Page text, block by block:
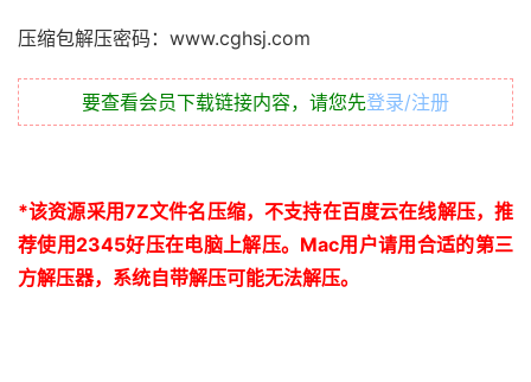
压缩包解压密码：www.cghsj.com
要查看会员下载链接内容，请您先登录/注册
*该资源采用7Z文件名压缩，不支持在百度云在线解压，推
荐使用2345好压在电脑上解压。 Mac用户请用合适的第三
方解压器，系统自带解压可能无法解压。